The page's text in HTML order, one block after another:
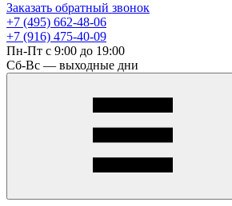
Заказать обратный звонок
+7 (495) 662-48-06
+7 (916) 475-40-09
Пн-Пт с 9:00 до 19:00
Сб-Вс — выходные дни